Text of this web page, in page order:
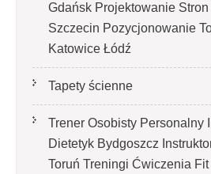
Gdańsk Projektowanie
Szczecin Pozycjonowanie
Katowice Łódź
Tapety ścienne
Trener Osobisty Personalny
Dietetyk Bydgoszcz
Toruń Treningi Ćwiczenia Fit